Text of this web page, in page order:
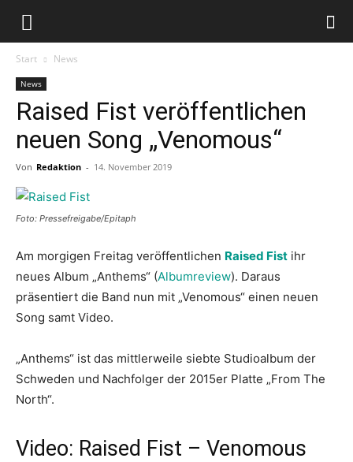
Start News
News
Raised Fist veröffentlichen
neuen Song „Venomous“
Von Redaktion - 14. November 2019
Foto: Pressefreigabe/Epitaph
Am morgigen Freitag veröffentlichen Raised Fist ihr
neues Album „Anthems“ (Albumreview). Daraus
präsentiert die Band nun mit „Venomous“ einen neuen
Song samt Video.
„Anthems“ ist das mittlerweile siebte Studioalbum der
Schweden und Nachfolger der 2015er Platte „From The
North“.
Video: Raised Fist – Venomous